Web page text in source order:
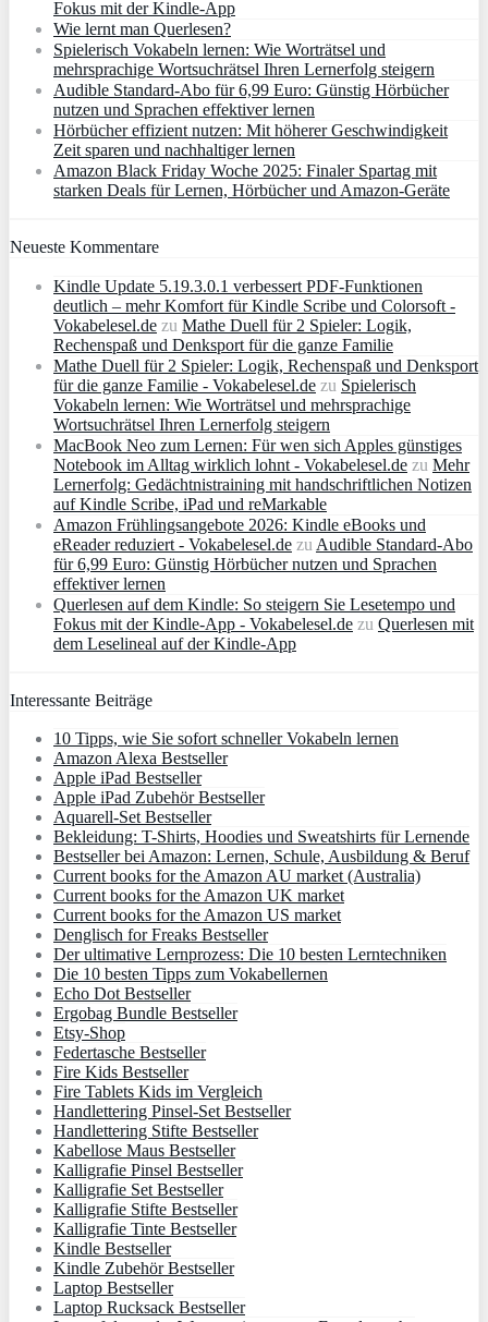
Fokus mit der Kindle-App
Wie lernt man Querlesen?
Spielerisch Vokabeln lernen: Wie Worträtsel und
mehrsprachige Wortsuchrätsel Ihren Lernerfolg steigern
Audible Standard-Abo für 6,99 Euro: Günstig Hörbücher
nutzen und Sprachen effektiver lernen
Hörbücher effizient nutzen: Mit höherer Geschwindigkeit
Zeit sparen und nachhaltiger lernen
Amazon Black Friday Woche 2025: Finaler Spartag mit
starken Deals für Lernen, Hörbücher und Amazon‑Geräte
Neueste Kommentare
Kindle Update 5.19.3.0.1 verbessert PDF-Funktionen
deutlich – mehr Komfort für Kindle Scribe und Colorsoft -
Vokabelesel.de zu Mathe Duell für 2 Spieler: Logik,
Rechenspaß und Denksport für die ganze Familie
Mathe Duell für 2 Spieler: Logik, Rechenspaß und Denksport
für die ganze Familie - Vokabelesel.de zu Spielerisch
Vokabeln lernen: Wie Worträtsel und mehrsprachige
Wortsuchrätsel Ihren Lernerfolg steigern
MacBook Neo zum Lernen: Für wen sich Apples günstiges
Notebook im Alltag wirklich lohnt - Vokabelesel.de zu Mehr
Lernerfolg: Gedächtnistraining mit handschriftlichen Notizen
auf Kindle Scribe, iPad und reMarkable
Amazon Frühlingsangebote 2026: Kindle eBooks und
eReader reduziert - Vokabelesel.de zu Audible Standard-Abo
für 6,99 Euro: Günstig Hörbücher nutzen und Sprachen
effektiver lernen
Querlesen auf dem Kindle: So steigern Sie Lesetempo und
Fokus mit der Kindle-App - Vokabelesel.de zu Querlesen mit
dem Leselineal auf der Kindle-App
Interessante Beiträge
10 Tipps, wie Sie sofort schneller Vokabeln lernen
Amazon Alexa Bestseller
Apple iPad Bestseller
Apple iPad Zubehör Bestseller
Aquarell-Set Bestseller
Bekleidung: T-Shirts, Hoodies und Sweatshirts für Lernende
Bestseller bei Amazon: Lernen, Schule, Ausbildung & Beruf
Current books for the Amazon AU market (Australia)
Current books for the Amazon UK market
Current books for the Amazon US market
Denglisch for Freaks Bestseller
Der ultimative Lernprozess: Die 10 besten Lerntechniken
Die 10 besten Tipps zum Vokabellernen
Echo Dot Bestseller
Ergobag Bundle Bestseller
Etsy-Shop
Federtasche Bestseller
Fire Kids Bestseller
Fire Tablets Kids im Vergleich
Handlettering Pinsel-Set Bestseller
Handlettering Stifte Bestseller
Kabellose Maus Bestseller
Kalligrafie Pinsel Bestseller
Kalligrafie Set Bestseller
Kalligrafie Stifte Bestseller
Kalligrafie Tinte Bestseller
Kindle Bestseller
Kindle Zubehör Bestseller
Laptop Bestseller
Laptop Rucksack Bestseller